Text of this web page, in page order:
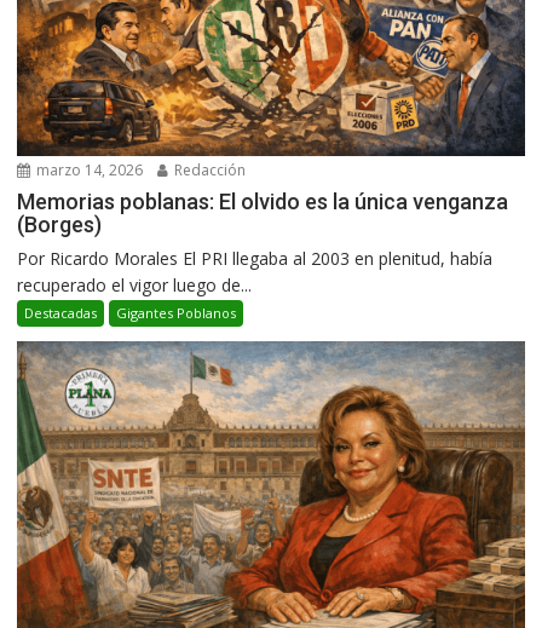
marzo 14, 2026 Redacción
Memorias poblanas: El olvido es la única venganza
(Borges)
Por Ricardo Morales El PRI llegaba al 2003 en plenitud, había
recuperado el vigor luego de...
Destacadas Gigantes Poblanos